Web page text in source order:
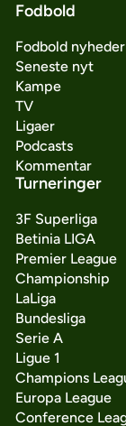
Fodbold
Fodbold nyheder
Seneste nyt
Kampe
TV
Ligaer
Podcasts
Kommentar
Turneringer
3F Superliga
Betinia LIGA
Premier League
Championship
LaLiga
Bundesliga
Serie A
Ligue 1
Champions
Europa League
Conference